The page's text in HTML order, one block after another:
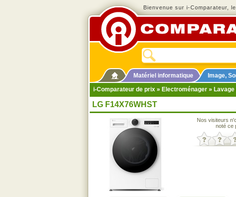
Bienvenue sur i-Comparateur,
Matériel informatique Image,
i-Comparateur de prix » Electroménager »
LG F14X76WHST
Nos visiteurs
noté ce